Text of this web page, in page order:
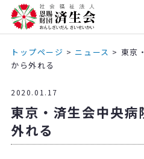
トップページ > ニュース > 東京
から外れる
2020.01.17
東京・済生会中央病
外れる